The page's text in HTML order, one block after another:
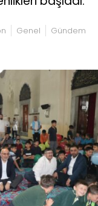
Genel Gündem